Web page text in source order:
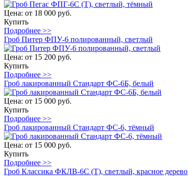
Цена: от 18 000 руб.
Купить
Подробнее >>
Гроб Питер ФПУ-6 полированный, светлый
Цена: от 15 200 руб.
Купить
Подробнее >>
Гроб лакированный Стандарт ФС-6Б, белый
Цена: от 15 000 руб.
Купить
Подробнее >>
Гроб лакированный Стандарт ФС-6, тёмный
Цена: от 15 000 руб.
Купить
Подробнее >>
Гроб Классика ФКЛВ-6С (Т), светлый, красное дерево